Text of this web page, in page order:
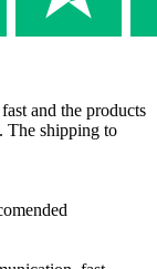
and the products
The shipping to